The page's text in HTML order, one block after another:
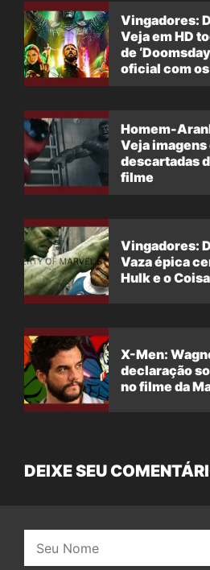
Vingadores:
Veja em HD
de
oficial com
Homem-
Veja
descartadas
filme
Vingadores:
Vaza épica
Hulk e o Coisa
X-Men:
declaração
no filme da
DEIXE SEU